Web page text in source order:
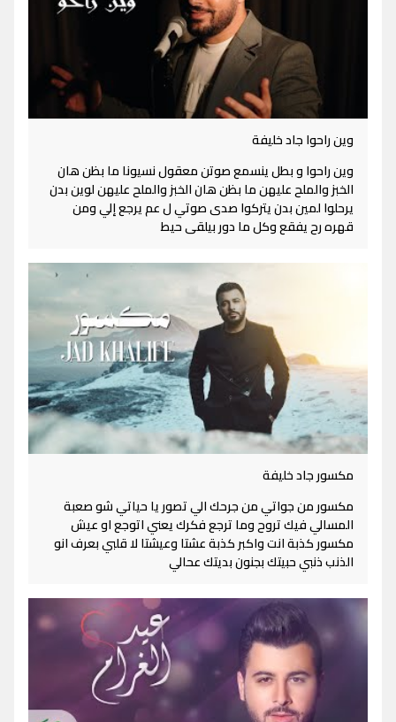
وين راحوا جاد خليفة
وين راحوا و بطل ينسمع صوتن معقول نسيونا ما بظن هان
الخبز والملح عليهن ما بظن هان الخبز والملح عليهن لوين بدن
يرحلوا لمين بدن يتركوا صدى صوتي ل عم يرجع إلي ومن
قهره رح يفقع وكل ما دور بيلقى حيط
مكسور جاد خليفة
مكسور من جواتي من جرحك الي تصور يا حياتي شو صعبة
المسالي فيك تروح وما ترجع فكرك يعني اتوجع او عيش
مكسور كذبة انت واكبر كذبة عشتا وعيشتا لا قلبي بعرف انو
الذنب ذنبي حبيتك بجنون بديتك عحالي